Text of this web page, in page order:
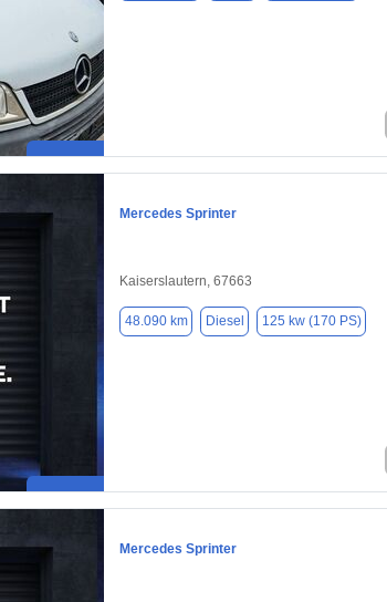
Mercedes Sprinter
Kaiserslautern, 67663
48.090 km Diesel 125 kw (170 PS)
Mercedes Sprinter